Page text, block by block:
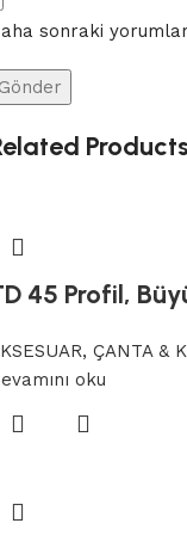
sonraki
Products
45 Profil,
ÇANTA &
oku